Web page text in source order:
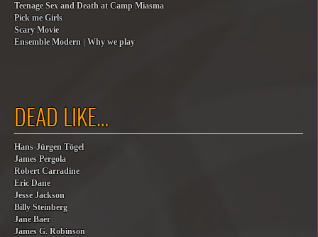
Teenage Sex and Death at Camp Miasma
Pick me Girls
Scary Movie
Ensemble Modern | Why we play
DEAD LIKE…
Hans-Jürgen Tögel
James Pergola
Robert Carradine
Eric Dane
Jesse Jackson
Billy Steinberg
Jane Baer
James G. Robinson